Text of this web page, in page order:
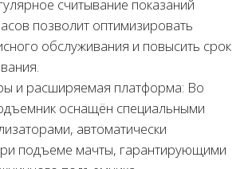
считывание показаний
позволит оптимизировать
обслуживания и повысить срок
и расширяемая платформа: Во
оснащён специальными
автоматически
подъеме мачты, гарантирующими